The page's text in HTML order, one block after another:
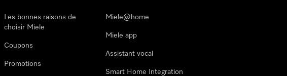
Les bonnes raisons de
choisir Miele
Coupons
Promotions
Miele@home
Miele app
Assistant vocal
Smart Home Integration